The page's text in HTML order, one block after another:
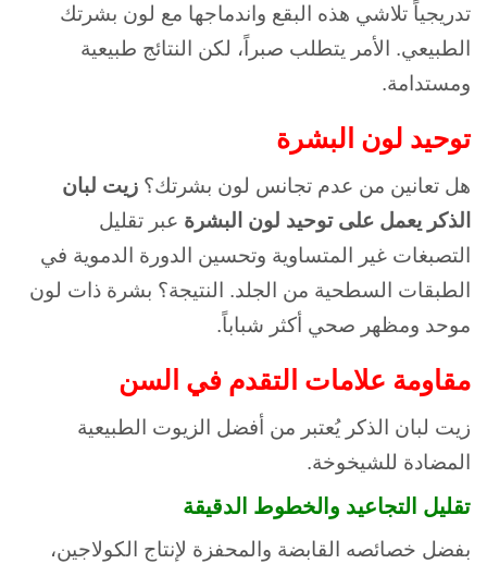
تدريجياً تلاشي هذه البقع واندماجها مع لون بشرتك
الطبيعي. الأمر يتطلب صبراً، لكن النتائج طبيعية
ومستدامة.
توحيد لون البشرة
هل تعانين من عدم تجانس لون بشرتك؟ زيت لبان
الذكر يعمل على توحيد لون البشرة عبر تقليل
التصبغات غير المتساوية وتحسين الدورة الدموية في
الطبقات السطحية من الجلد. النتيجة؟ بشرة ذات لون
موحد ومظهر صحي أكثر شباباً.
مقاومة علامات التقدم في السن
زيت لبان الذكر يُعتبر من أفضل الزيوت الطبيعية
المضادة للشيخوخة.
تقليل التجاعيد والخطوط الدقيقة
بفضل خصائصه القابضة والمحفزة لإنتاج الكولاجين،